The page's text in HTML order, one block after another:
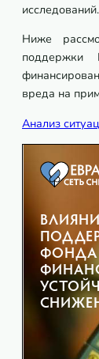
исследований.
Ниже
поддержки
вреда на
Анализ